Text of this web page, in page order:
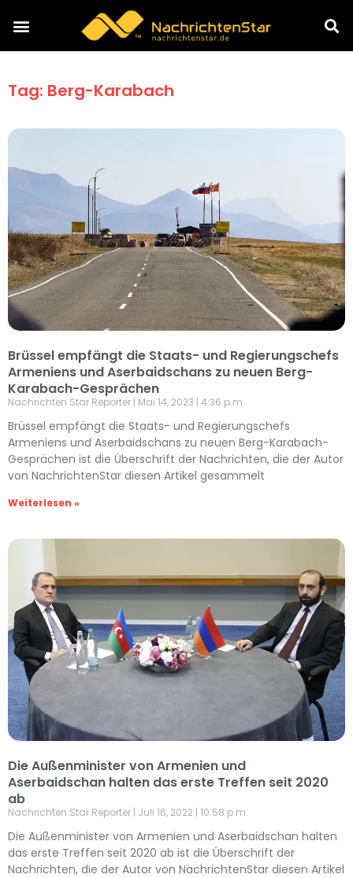
Tag: Berg-Karabach
Brüssel empfängt die Staats- und Regierungschefs
Armeniens und Aserbaidschans zu neuen Berg-
Karabach-Gesprächen
Nachrichten Star Reporter Mai 14, 2023 4:36 p.m.
Brüssel empfängt die Staats- und Regierungschefs
Armeniens und Aserbaidschans zu neuen Berg-Karabach-
Gesprächen ist die Überschrift der Nachrichten, die der Autor
von NachrichtenStar diesen Artikel gesammelt
Weiterlesen »
Die Außenminister von Armenien und
Aserbaidschan halten das erste Treffen seit 2020
ab
Nachrichten Star Reporter Juli 16, 2022 10:58 p.m.
Die Außenminister von Armenien und Aserbaidschan halten
das erste Treffen seit 2020 ab ist die Überschrift der
Nachrichten, die der Autor von NachrichtenStar diesen Artikel